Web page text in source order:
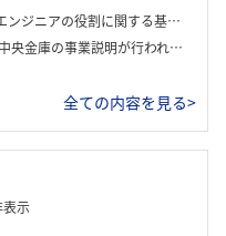
目のテーマは農林中央金庫の重要業務を刷新するシステム開発プロジェクトであった。これらのワークを通じて、金融分野におけるシステム開発の上流工程を体験し、ITで社会に貢献する具体的な方法を学ぶことが課題として与えられた。
ステムの要件定義を、農林中央金庫編では、重要業務を刷新するシステム開発に取り組んだ。これらのワークは大変ではあったが、システム開発におけるユーザーとの関係性や、金融SEの仕事内容を深く理解する貴重な機会となった。最後に現役社員との座談会が設けられ、現場の生の声を聞くことで理解をさらに深めることができた。
全ての内容を見る>
示